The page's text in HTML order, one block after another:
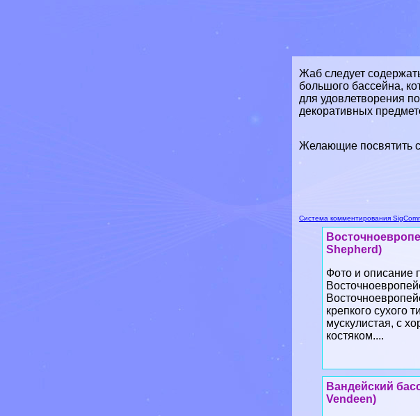
Жаб следует
большого бассейна,
для удовлетворения
декоративных
Желающие посвятить
Система комментирования
Shepherd)
Фото и описание
крепкого сухого
мускулистая, с
костяком....
Вандейский
Vendeen)